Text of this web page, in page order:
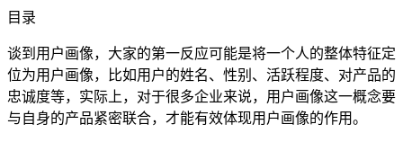
目录
谈到用户画像，大家的第一反应可能是将一个人的整体特征定
位为用户画像，比如用户的姓名、性别、活跃程度、对产品的
忠诚度等，实际上，对于很多企业来说，用户画像这一概念要
与自身的产品紧密联合，才能有效体现用户画像的作用。